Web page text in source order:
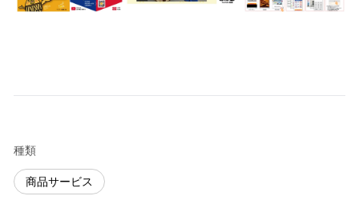
種類
商品サービス